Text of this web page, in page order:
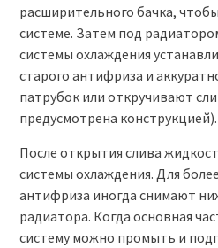
расширительного бачка,
системе. Затем под
системы охлаждения
старого антифриза и
патрубок или откручивают
предусмотрена конструкцией).
После открытия слива
системы охлаждения. Для
антифриза иногда снимают
радиатора. Когда основная
систему можно промыть и